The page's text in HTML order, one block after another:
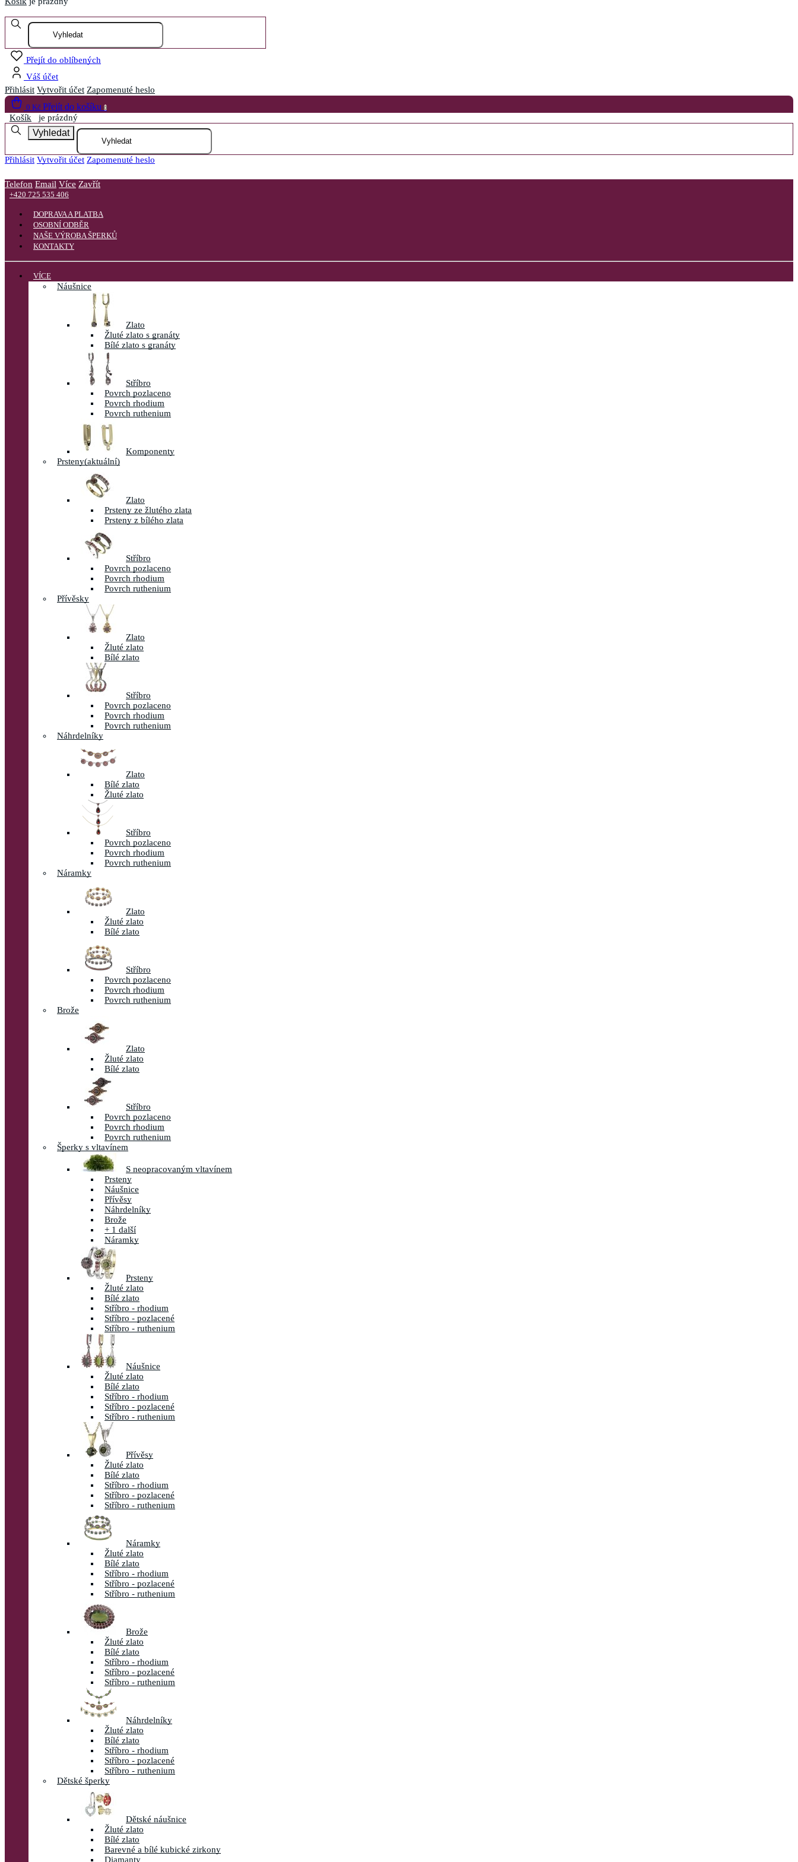
Přejít do oblíbených
Váš účet
Přihlásit Vytvořit účet Zapomenuté heslo
0 Kč Přejít do košíku 0
Košík je prázdný
Vyhledat
Přihlásit Vytvořit účet Zapomenuté heslo
Telefon Email Více Zavřít
+420 725 535 406
DOPRAVA A PLATBA
OSOBNÍ ODBĚR
NAŠE VÝROBA ŠPERKŮ
KONTAKTY
VÍCE
Náušnice
Zlato
Žluté zlato s granáty
Bílé zlato s granáty
Stříbro
Povrch pozlaceno
Povrch rhodium
Povrch ruthenium
Komponenty
Prsteny(aktuální)
Zlato
Prsteny ze žlutého zlata
Prsteny z bílého zlata
Stříbro
Povrch pozlaceno
Povrch rhodium
Povrch ruthenium
Přívěsky
Zlato
Žluté zlato
Bílé zlato
Stříbro
Povrch pozlaceno
Povrch rhodium
Povrch ruthenium
Náhrdelníky
Zlato
Bílé zlato
Žluté zlato
Stříbro
Povrch pozlaceno
Povrch rhodium
Povrch ruthenium
Náramky
Zlato
Žluté zlato
Bílé zlato
Stříbro
Povrch pozlaceno
Povrch rhodium
Povrch ruthenium
Brože
Zlato
Žluté zlato
Bílé zlato
Stříbro
Povrch pozlaceno
Povrch rhodium
Povrch ruthenium
Šperky s vltavínem
S neopracovaným vltavínem
Prsteny
Náušnice
Přívěsy
Náhrdelníky
Brože
+ 1 další
Náramky
Prsteny
Žluté zlato
Bílé zlato
Stříbro - rhodium
Stříbro - pozlacené
Stříbro - ruthenium
Náušnice
Žluté zlato
Bílé zlato
Stříbro - rhodium
Stříbro - pozlacené
Stříbro - ruthenium
Přívěsy
Žluté zlato
Bílé zlato
Stříbro - rhodium
Stříbro - pozlacené
Stříbro - ruthenium
Náramky
Žluté zlato
Bílé zlato
Stříbro - rhodium
Stříbro - pozlacené
Stříbro - ruthenium
Brože
Žluté zlato
Bílé zlato
Stříbro - rhodium
Stříbro - pozlacené
Stříbro - ruthenium
Náhrdelníky
Žluté zlato
Bílé zlato
Stříbro - rhodium
Stříbro - pozlacené
Stříbro - ruthenium
Dětské šperky
Dětské náušnice
Žluté zlato
Bílé zlato
Barevné a bílé kubické zirkony
Diamanty